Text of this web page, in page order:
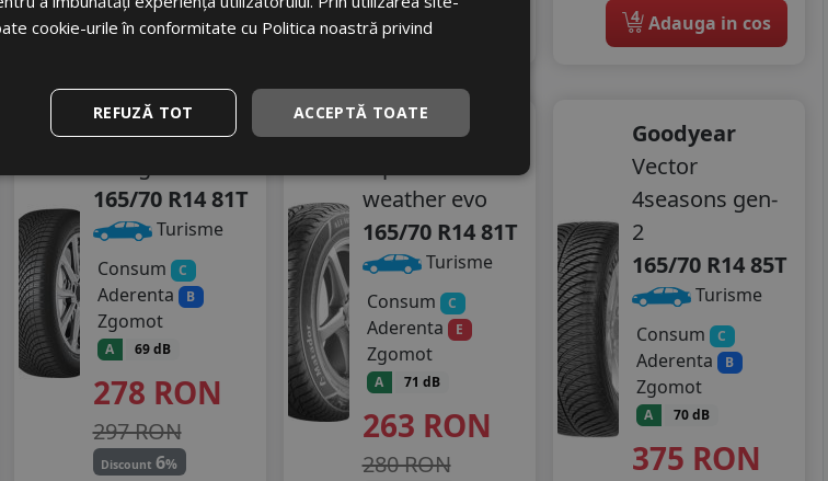
Adauga in cos Adauga in cos
4 Adauga in cos
Debica
165/70 R14 81T
Turisme
Consum
C
Aderenta B
Zgomot
A 69 dB
278 RON
297 RON
Discount6%
Matador
weather evo
165/70 R14 81T
Turisme
Consum
C
Aderenta E
Zgomot
A 71 dB
263 RON
280 RON
Goodyear
Vector
4seasons gen-
2
165/70 R14 85T
Turisme
Consum
C
Aderenta B
Zgomot
A 70 dB
375 RON
cookie-urile în conformitate cu Politica noastră privind
ACCEPTĂ TOATE
REFUZĂ TOT